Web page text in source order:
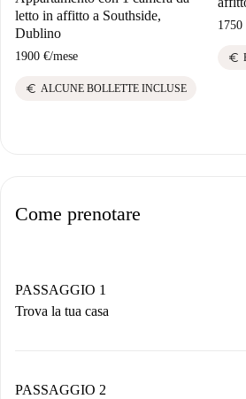
letto in affitto a Southside,
Dublino
1900 €/mese
euro ALCUNE BOLLETTE INCLUSE
1750
euro
Come prenotare
PASSAGGIO 1
Trova la tua casa
Hai tutte le informazioni necessarie
PASSAGGIO 2